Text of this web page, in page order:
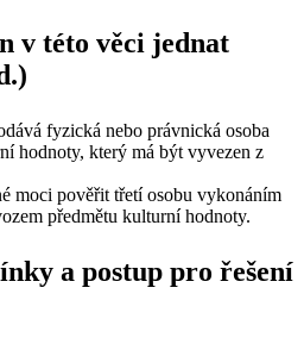
v této věci jednat
fyzická nebo právnická osoba
hodnoty, který má být vyvezen z
moci pověřit třetí osobu vykonáním
předmětu kulturní hodnoty.
a postup pro řešení